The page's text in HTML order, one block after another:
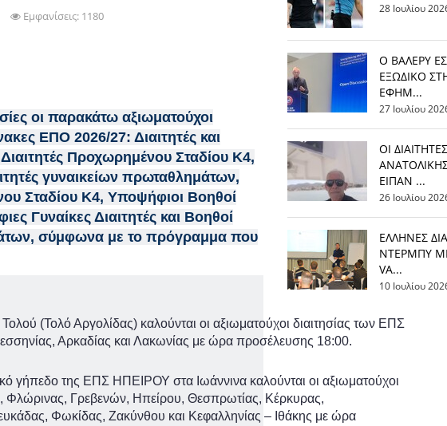
Εμφανίσεις: 1180
οι παρακάτω αξιωματούχοι
ΕΠΟ 2026/27: Διαιτητές και
Προχωρημένου Σταδίου Κ4,
γυναικείων πρωταθλημάτων,
Σταδίου Κ4, Υποψήφιοι Βοηθοί
Γυναίκες Διαιτητές και Βοηθοί
σύμφωνα με το πρόγραμμα που
(Τολό Αργολίδας) καλούνται οι αξιωματούχοι διαιτησίας των ΕΠΣ
Αρκαδίας και Λακωνίας με ώρα προσέλευσης 18:00.
γήπεδο της ΕΠΣ ΗΠΕΙΡΟΥ στα Ιωάννινα καλούνται οι αξιωματούχοι
Φλώρινας, Γρεβενών, Ηπείρου, Θεσπρωτίας, Κέρκυρας,
Φωκίδας, Ζακύνθου και Κεφαλληνίας – Ιθάκης με ώρα
28 Ιουλίου
Ο ΒΑΛΕΡΥ
ΕΞΩΔΙΚΟ
ΕΦΗΜ...
27 Ιουλίου
ΟΙ
ΕΙΠΑΝ ...
26 Ιουλίου
EΛΛΗΝΕΣ
ΝΤΕΡΜΠΥ
VA...
10 Ιουλίου